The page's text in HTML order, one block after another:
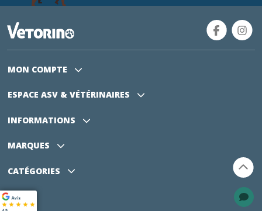
MON COMPTE
ESPACE ASV & VÉTÉRINAIRES
INFORMATIONS
MARQUES
CATÉGORIES